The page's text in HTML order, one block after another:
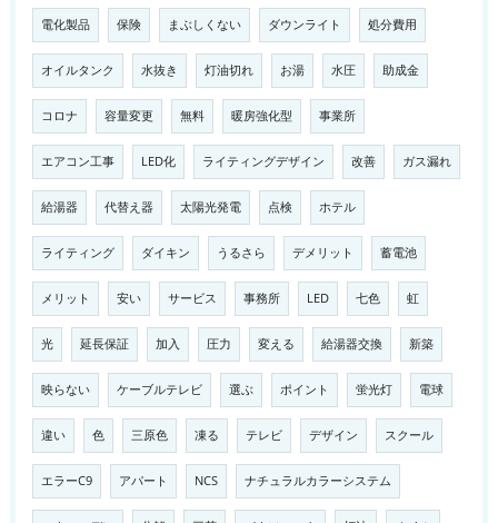
電化製品 保険 まぶしくない ダウンライト 処分費用
オイルタンク 水抜き 灯油切れ お湯 水圧 助成金
コロナ 容量変更 無料 暖房強化型 事業所
エアコン工事 LED化 ライティングデザイン 改善 ガス漏れ
給湯器 代替え器 太陽光発電 点検 ホテル
ライティング ダイキン うるさら デメリット 蓄電池
メリット 安い サービス 事務所 LED 七色 虹
光 延長保証 加入 圧力 変える 給湯器交換 新築
映らない ケーブルテレビ 選ぶ ポイント 蛍光灯 電球
違い 色 三原色 凍る テレビ デザイン スクール
エラーC9 アパート NCS ナチュラルカラーシステム